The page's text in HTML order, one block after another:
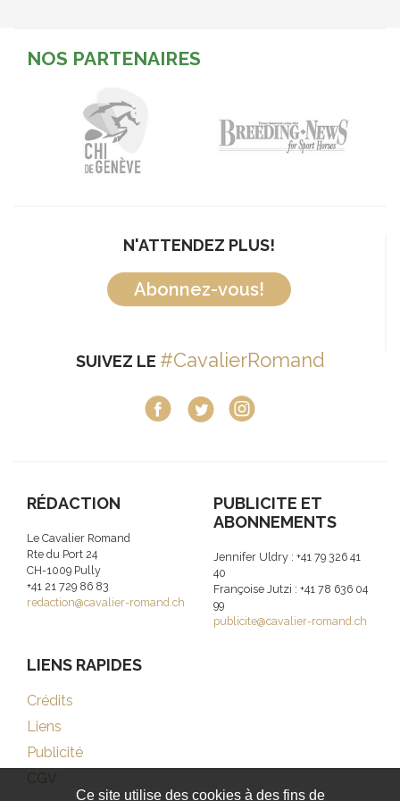
NOS PARTENAIRES
N'ATTENDEZ PLUS!
Abonnez-vous!
SUIVEZ LE #CavalierRomand
RÉDACTION
Le Cavalier Romand
Rte du Port 24
CH-1009 Pully
+41 21 729 86 83
redaction@cavalier-romand.ch
PUBLICITE ET
ABONNEMENTS
Jennifer Uldry : +41 79 326 41
40
Françoise Jutzi : +41 78 636 04
99
publicite@cavalier-romand.ch
LIENS RAPIDES
Crédits
Liens
Publicité
CGV
Ce site utilise des cookies à des fins de